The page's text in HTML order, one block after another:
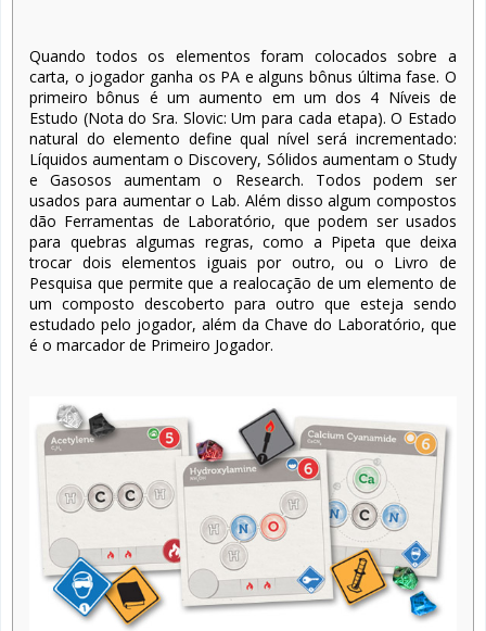
Quando todos os elementos foram colocados sobre a
carta, o jogador ganha os PA e alguns bônus última fase. O
primeiro bônus é um aumento em um dos 4 Níveis de
Estudo (Nota do Sra. Slovic: Um para cada etapa). O Estado
natural do elemento define qual nível será incrementado:
Líquidos aumentam o Discovery, Sólidos aumentam o Study
e Gasosos aumentam o Research. Todos podem ser
usados para aumentar o Lab. Além disso algum compostos
dão Ferramentas de Laboratório, que podem ser usados
para quebras algumas regras, como a Pipeta que deixa
trocar dois elementos iguais por outro, ou o Livro de
Pesquisa que permite que a realocação de um elemento de
um composto descoberto para outro que esteja sendo
estudado pelo jogador, além da Chave do Laboratório, que
é o marcador de Primeiro Jogador.